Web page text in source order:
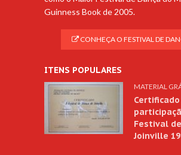
Guinness Book de 2005.
CONHEÇA O FESTIVAL DE
ITENS POPULARES
MATERIAL
Festival
Joinville